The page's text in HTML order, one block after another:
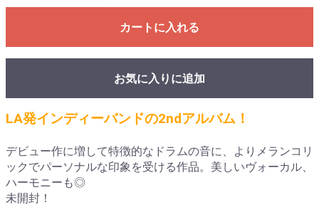
カートに入れる
お気に入りに追加
LA発インディーバンドの2ndアルバム！
デビュー作に増して特徴的なドラムの音に、よりメランコリ
ックでパーソナルな印象を受ける作品。美しいヴォーカル、
ハーモニーも◎
未開封！